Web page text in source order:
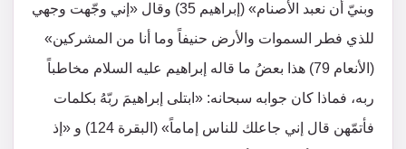
وبنيّ أن نعبد الأصنام» (إبراهيم 35) وقال «إني وجّهت وجهي
للذي فطر السموات والأرض حنيفاً وما أنا من المشركين»
(الأنعام 79) هذا بعضُ ما قاله إبراهيم عليه السلام مخاطباً
ربه، فماذا كان جوابه سبحانه: «ابتلى إبراهيمَ ربّهُ بكلمات
فأتمّهن قال إني جاعلك للناس إماماً» (البقرة 124) و «إذ